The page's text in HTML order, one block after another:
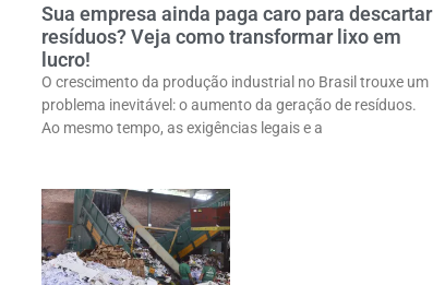
Sua empresa ainda paga caro para descartar
resíduos? Veja como transformar lixo em
lucro!
O crescimento da produção industrial no Brasil trouxe um
problema inevitável: o aumento da geração de resíduos.
Ao mesmo tempo, as exigências legais e a